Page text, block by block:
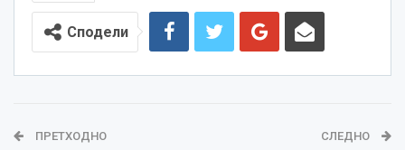
Сподели
ПРЕТХОДНО СЛЕДНО